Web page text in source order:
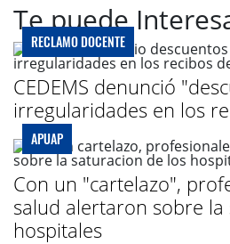
Te puede
RECLAMO DOCENTE
CEDEMS denunció
irregularidades en los
APUAP
Con un "cartelazo",
salud alertaron sobre
hospitales